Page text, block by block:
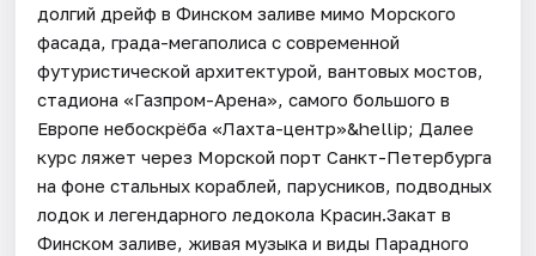
долгий дрейф в Финском заливе мимо Морского
фасада, града-мегаполиса с современной
футуристической архитектурой, вантовых мостов,
стадиона «Газпром-Арена», самого большого в
Европе небоскрёба «Лахта-центр»&hellip; Далее
курс ляжет через Морской порт Санкт-Петербурга
на фоне стальных кораблей, парусников, подводных
лодок и легендарного ледокола Красин.Закат в
Финском заливе, живая музыка и виды Парадного